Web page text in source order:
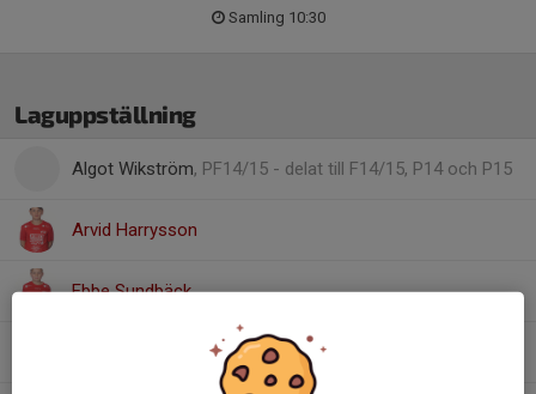
Samling 10:30
Laguppställning
Algot Wikström, PF14/15 - delat till F14/15, P14 och P15
Arvid Harrysson
Ebbe Sundbäck